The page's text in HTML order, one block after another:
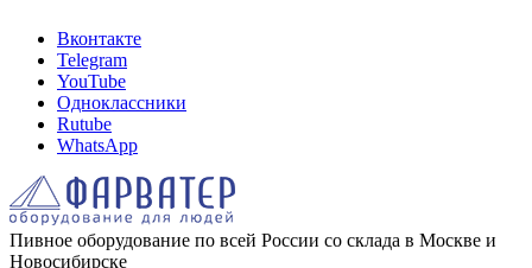
Вконтакте
Telegram
YouTube
Одноклассники
Rutube
WhatsApp
Пивное оборудование по всей России со склада в Москве и
Новосибирске